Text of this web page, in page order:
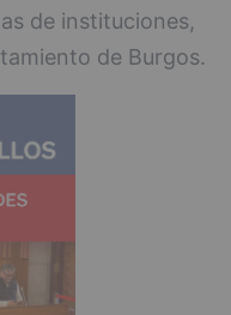
de instituciones,
de Burgos.